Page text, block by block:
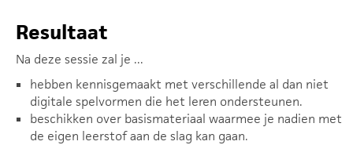
Resultaat
Na deze sessie zal je ...
hebben kennisgemaakt met verschillende al dan niet
digitale spelvormen die het leren ondersteunen.
beschikken over basismateriaal waarmee je nadien met
de eigen leerstof aan de slag kan gaan.